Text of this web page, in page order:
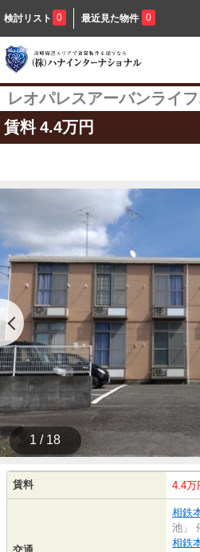
検討リスト 0 最近見た物件 0
レオパレスアーバンライ
賃料 4.4万円
1 / 18
賃料 4.4万
相鉄
池」
相鉄